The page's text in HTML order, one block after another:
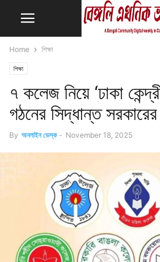
Home শিক্ষা
শিক্ষা
৭ কলেজ নিয়ে ‘ঢাকা
গঠনের সিদ্ধান্ত সরকারের
By অনলাইন ডেস্ক - November 18, 2025